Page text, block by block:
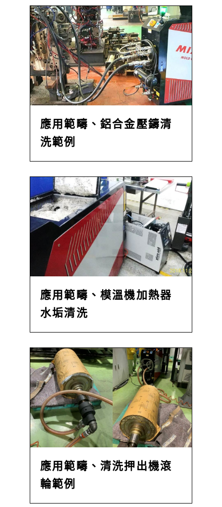
應用範疇、鋁合金壓鑄清
洗範例
應用範疇、模溫機加熱器
水垢清洗
應用範疇、清洗押出機滾
輪範例